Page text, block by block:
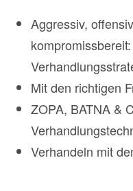
Aggressiv,
Mit den richtigen
ZOPA, BATNA &
Verhandeln mit